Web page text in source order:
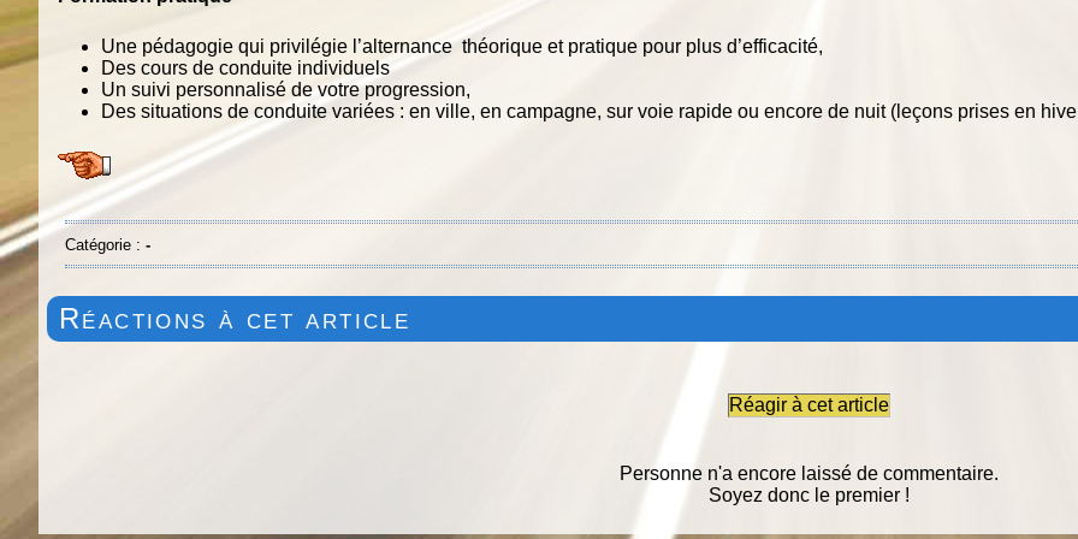
Une pédagogie qui privilégie l’alternance théorique et pratique pour plus d’efficacité,
Des cours de conduite individuels
Un suivi personnalisé de votre progression,
Des situations de conduite variées : en ville, en campagne, sur voie rapide ou encore de nuit (leçons prises en
Catégorie : -
Réactions à cet article
Réagir à cet article
Personne n'a encore laissé de commentaire.
Soyez donc le premier !